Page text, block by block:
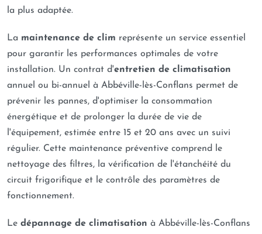
la plus adaptée.
La maintenance de clim représente un service essentiel
pour garantir les performances optimales de votre
installation. Un contrat d'entretien de climatisation
annuel ou bi-annuel à Abbéville-lès-Conflans permet de
prévenir les pannes, d'optimiser la consommation
énergétique et de prolonger la durée de vie de
l'équipement, estimée entre 15 et 20 ans avec un suivi
régulier. Cette maintenance préventive comprend le
nettoyage des filtres, la vérification de l'étanchéité du
circuit frigorifique et le contrôle des paramètres de
fonctionnement.
Le dépannage de climatisation à Abbéville-lès-Conflans